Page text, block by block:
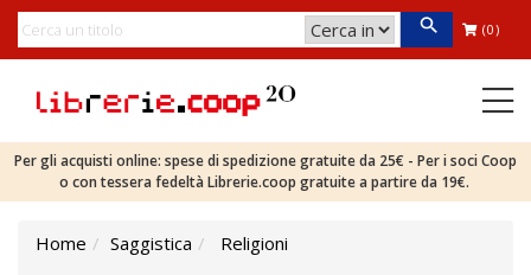
(0)
Per gli acquisti online: spese di spedizione gratuite da 25€ - Per i soci Coop
o con tessera fedeltà Librerie.coop gratuite a partire da 19€.
Home Saggistica
Religioni